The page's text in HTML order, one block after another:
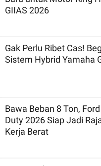
GIIAS 2026
Gak Perlu Ribet Cas!
Sistem Hybrid Yamaha
Bawa Beban 8 Ton,
Duty 2026 Siap Jadi
Kerja Berat